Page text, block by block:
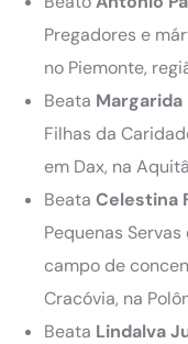
Pregadores e
no Piemonte,
Beata Margarida
Filhas da
em Dax, na
Beata Celestina
Pequenas
campo de
Cracóvia, na
Beata Lindalva